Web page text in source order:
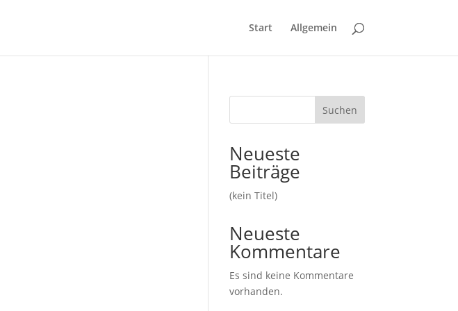
Start Allgemein
Suchen
Neueste
Beiträge
(kein Titel)
Neueste
Kommentare
Es sind keine Kommentare
vorhanden.